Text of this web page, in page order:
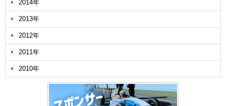
2014年
2013年
2012年
2011年
2010年